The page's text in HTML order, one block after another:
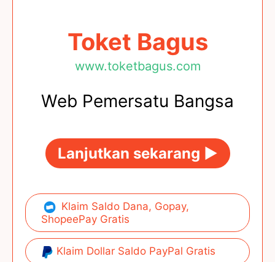
Toket Bagus
www.toketbagus.com
Web Pemersatu Bangsa
Lanjutkan sekarang ►
Klaim Saldo Dana, Gopay,
ShopeePay Gratis
Klaim Dollar Saldo PayPal Gratis